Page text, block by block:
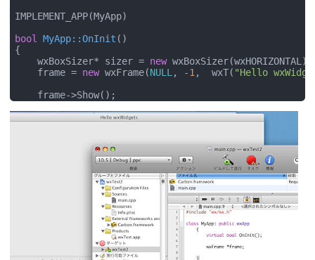
IMPLEMENT_APP(MyApp)
bool
MyApp::OnInit ()
{
	wxBoxSizer* sizer =
new wxBoxSizer(wxHORIZONTAL);
	frame =
new wxFrame(NULL , -1 ,  wxT( "Hello
}